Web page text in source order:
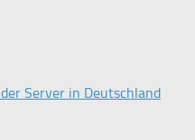
Server in Deutschland